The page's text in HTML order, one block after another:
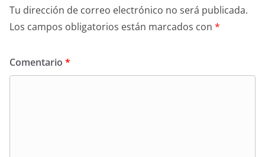
Tu dirección de correo electrónico no será publicada.
Los campos obligatorios están marcados con *
Comentario *